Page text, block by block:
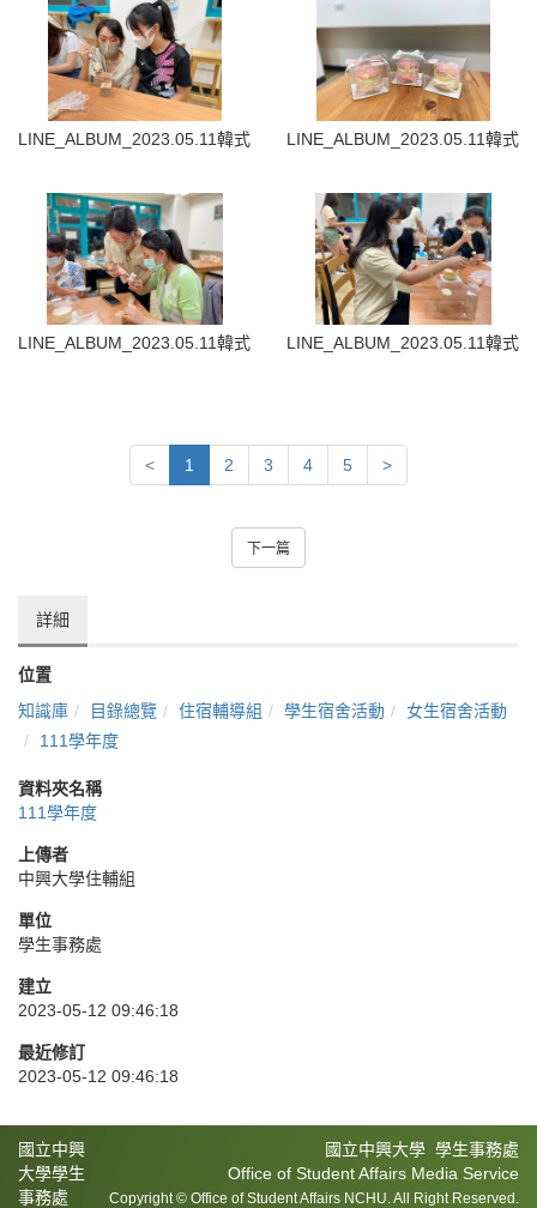
LINE_ALBUM_2023.05.11韓式裱花蛋糕_230512_52
LINE_ALBUM_2023.05.11韓式
LINE_ALBUM_2023.05.11韓式裱花蛋糕_230512_57
LINE_ALBUM_2023.05.11韓式
< 1 2 3 4 5 >
下一篇
詳細
位置
知識庫
目錄總覽 住宿輔導組 學生宿舍活動
女生宿舍活動
111學年度
資料夾名稱
111學年度
上傳者
中興大學住輔組
單位
學生事務處
建立
2023-05-12 09:46:18
最近修訂
2023-05-12 09:46:18
國立中興大學 學生事務處
Office of Student Affairs Media Service
Copyright © Office of Student Affairs NCHU. All Right Reserved.
國立中興
大學學生
事務處